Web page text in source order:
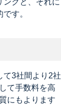
ングと、それに
す。
て3社間より2社
て手数料を高
にもよります